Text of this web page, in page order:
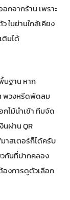
กจากร้าน เพราะ
ในย่านใกล้เคียง
มได้
นฐาน หาก
พวงหรีดพัดลม
ไม้นำเข้า ทีมจัด
นผ่าน QR
าสเตอร์ก็ได้ครับ
กันที่ปากคลอง
องการดูตัวเลือก